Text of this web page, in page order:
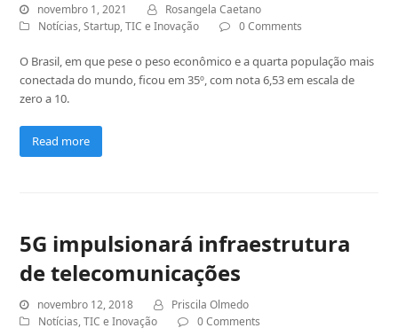
novembro 1, 2021
Rosangela Caetano
Notícias,Startup,TIC e Inovação 0 Comments
O Brasil, em que pese o peso econômico e a quarta população mais
conectada do mundo, ficou em 35º, com nota 6,53 em escala de
zero a 10.
Read more
5G impulsionará infraestrutura
de telecomunicações
novembro 12, 2018
Priscila Olmedo
Notícias,TIC e Inovação 0 Comments